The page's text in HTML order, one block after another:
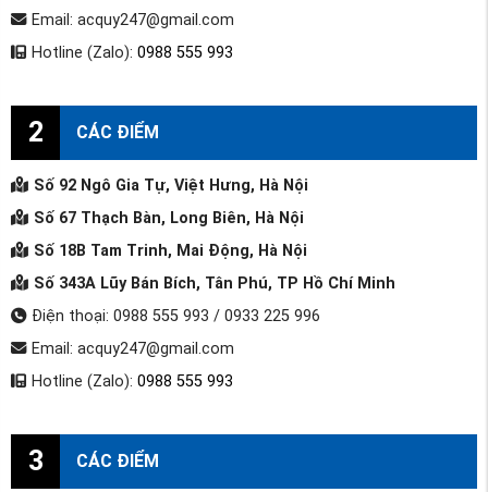
Email: acquy247@gmail.com
Hotline (Zalo): 0988 555 993
2 CÁC ĐIỂM
Số 92 Ngô Gia Tự, Việt Hưng, Hà Nội
Số 67 Thạch Bàn, Long Biên, Hà Nội
Số 18B Tam Trinh, Mai Động, Hà Nội
Số 343A Lũy Bán Bích, Tân Phú, TP Hồ Chí Minh
Điện thoại: 0988 555 993 / 0933 225 996
Email: acquy247@gmail.com
Hotline (Zalo): 0988 555 993
3 CÁC ĐIỂM